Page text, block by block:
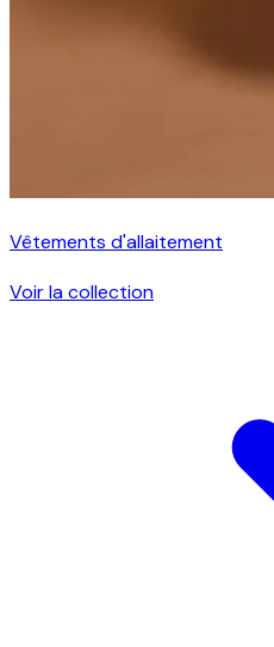
Vêtements d'allaitement
Voir la collection